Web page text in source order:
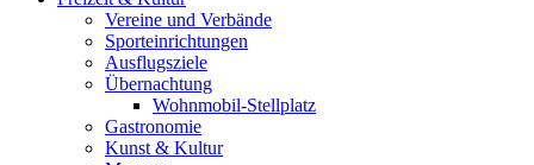
Vereine und Verbände
Sporteinrichtungen
Ausflugsziele
Übernachtung
Wohnmobil-Stellplatz
Gastronomie
Kunst & Kultur